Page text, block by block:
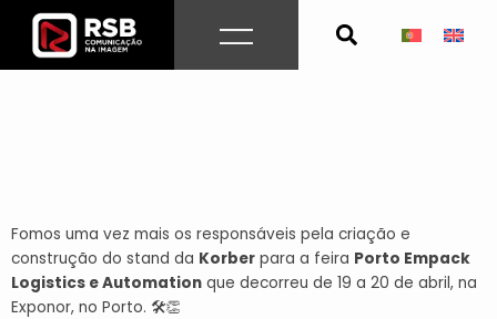
content
Fomos uma vez mais os responsáveis pela criação e
construção do stand da Korber para a feira Porto Empack
Logistics e Automation que decorreu de 19 a 20 de abril, na
Exponor, no Porto. 🛠👏